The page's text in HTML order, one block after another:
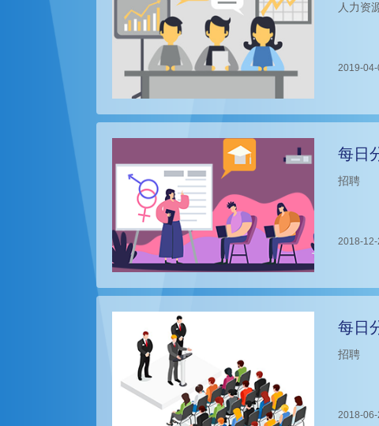
人力资
2019-
每日
招聘
2018-
每日
招聘
2018-06-